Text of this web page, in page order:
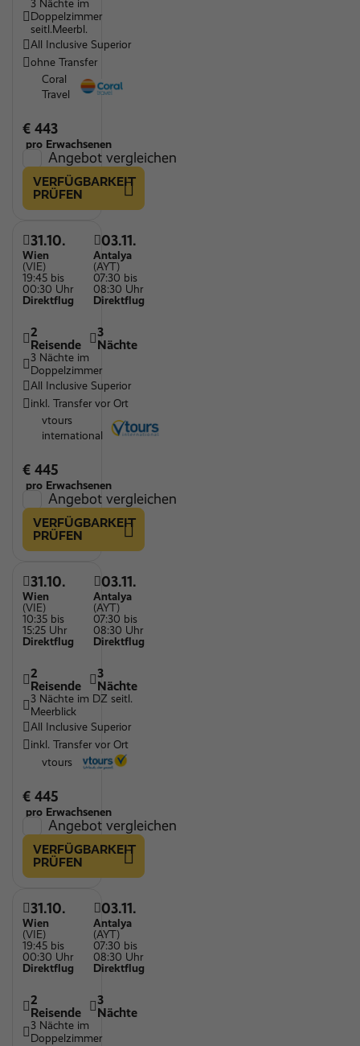
3 Nächte im
Doppelzimmer
seitl.Meerbl.
All Inclusive Superior
ohne Transfer
Coral
Travel
€ 443
pro Erwachsenen
Angebot vergleichen
VERFÜGBARKEIT
PRÜFEN
31.10.
Wien
(VIE)
19:45 bis
00:30 Uhr
Direktflug
03.11.
Antalya
(AYT)
07:30 bis
08:30 Uhr
Direktflug
2
Reisende
3
Nächte
3 Nächte im
Doppelzimmer
All Inclusive Superior
inkl. Transfer vor Ort
vtours
international
€ 445
pro Erwachsenen
Angebot vergleichen
VERFÜGBARKEIT
PRÜFEN
31.10.
Wien
(VIE)
10:35 bis
15:25 Uhr
Direktflug
03.11.
Antalya
(AYT)
07:30 bis
08:30 Uhr
Direktflug
2
Reisende
3
Nächte
3 Nächte im DZ seitl.
Meerblick
All Inclusive Superior
inkl. Transfer vor Ort
vtours
€ 445
pro Erwachsenen
Angebot vergleichen
VERFÜGBARKEIT
PRÜFEN
31.10.
Wien
(VIE)
19:45 bis
00:30 Uhr
Direktflug
03.11.
Antalya
(AYT)
07:30 bis
08:30 Uhr
Direktflug
2
Reisende
3
Nächte
3 Nächte im
Doppelzimmer